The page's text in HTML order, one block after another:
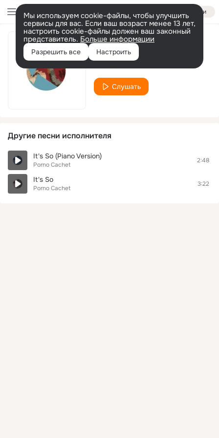
Войти
Мы используем cookie-файлы, чтобы улучшить
сервисы для вас. Если ваш возраст менее 13 лет,
настроить cookie-файлы должен ваш законный
представитель. Больше информации
Разрешить все Настроить
Sophie Marceau
Слушать
Другие песни исполнителя
It's So (Piano Version)
Porno Cachet
2:48
It's So
Porno Cachet
3:22